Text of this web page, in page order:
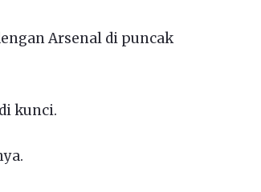
Arsenal di puncak
kunci.